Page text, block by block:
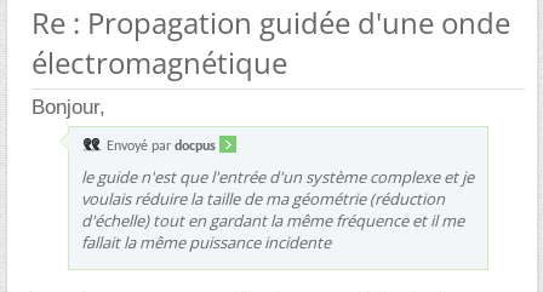
Re : Propagation guidée d'une onde
électromagnétique
Bonjour,
Envoyé par docpus
le guide n'est que l'entrée d'un système complexe et je
voulais réduire la taille de ma géométrie (réduction
d'échelle) tout en gardant la même fréquence et il me
fallait la même puissance incidente